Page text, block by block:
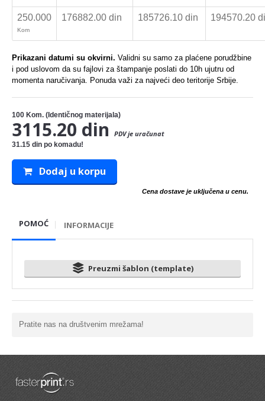
250.000
Kom
176882.00 din 185726.10 din 194570.20
Prikazani datumi su okvirni. Validni su samo za plaćene porudžbine
i pod uslovom da su fajlovi za štampanje poslati do 10h ujutru od
momenta naručivanja. Ponuda važi za najveći deo teritorije Srbije.
100 Kom. (Identičnog materijala)
3115.20 din PDV je uračunat
31.15 din po komadu!
Dodaj u korpu
Cena dostave je uključena u cenu.
POMOĆ INFORMACIJE
Preuzmi šablon (template)
Pratite nas na društvenim mrežama!